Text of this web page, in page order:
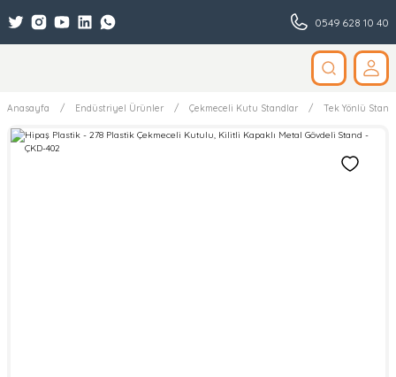
0549 628 10 40
Anasayfa Endüstriyel Ürünler Çekmeceli Kutu Standlar Tek Yönlü